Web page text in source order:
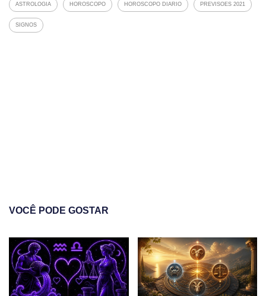
ASTROLOGIA HOROSCOPO HOROSCOPO DIARIO PREVISOES 2021
SIGNOS
VOCÊ PODE GOSTAR